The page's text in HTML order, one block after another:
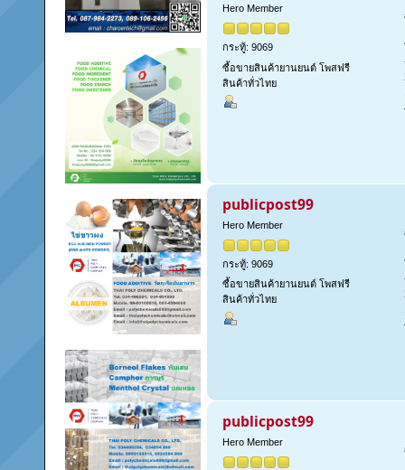
Hero Member
กระทู้: 9069
ซื้อขายสินค้ายานยนต์ โพสฟรี
สินค้าทั่วไทย
publicpost99
Hero Member
กระทู้: 9069
ซื้อขายสินค้ายานยนต์ โพสฟรี
สินค้าทั่วไทย
publicpost99
Hero Member